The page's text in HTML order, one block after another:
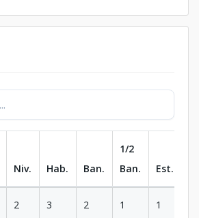
Niv. Hab. Ban.
1/2
Ban.
Est.
2 3 2 1 1